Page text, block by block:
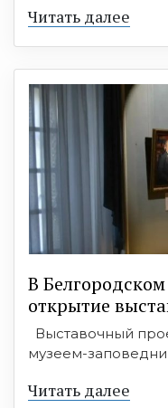
Читать далее
В Белгородском
открытие
Выставочный
музеем-
Читать далее